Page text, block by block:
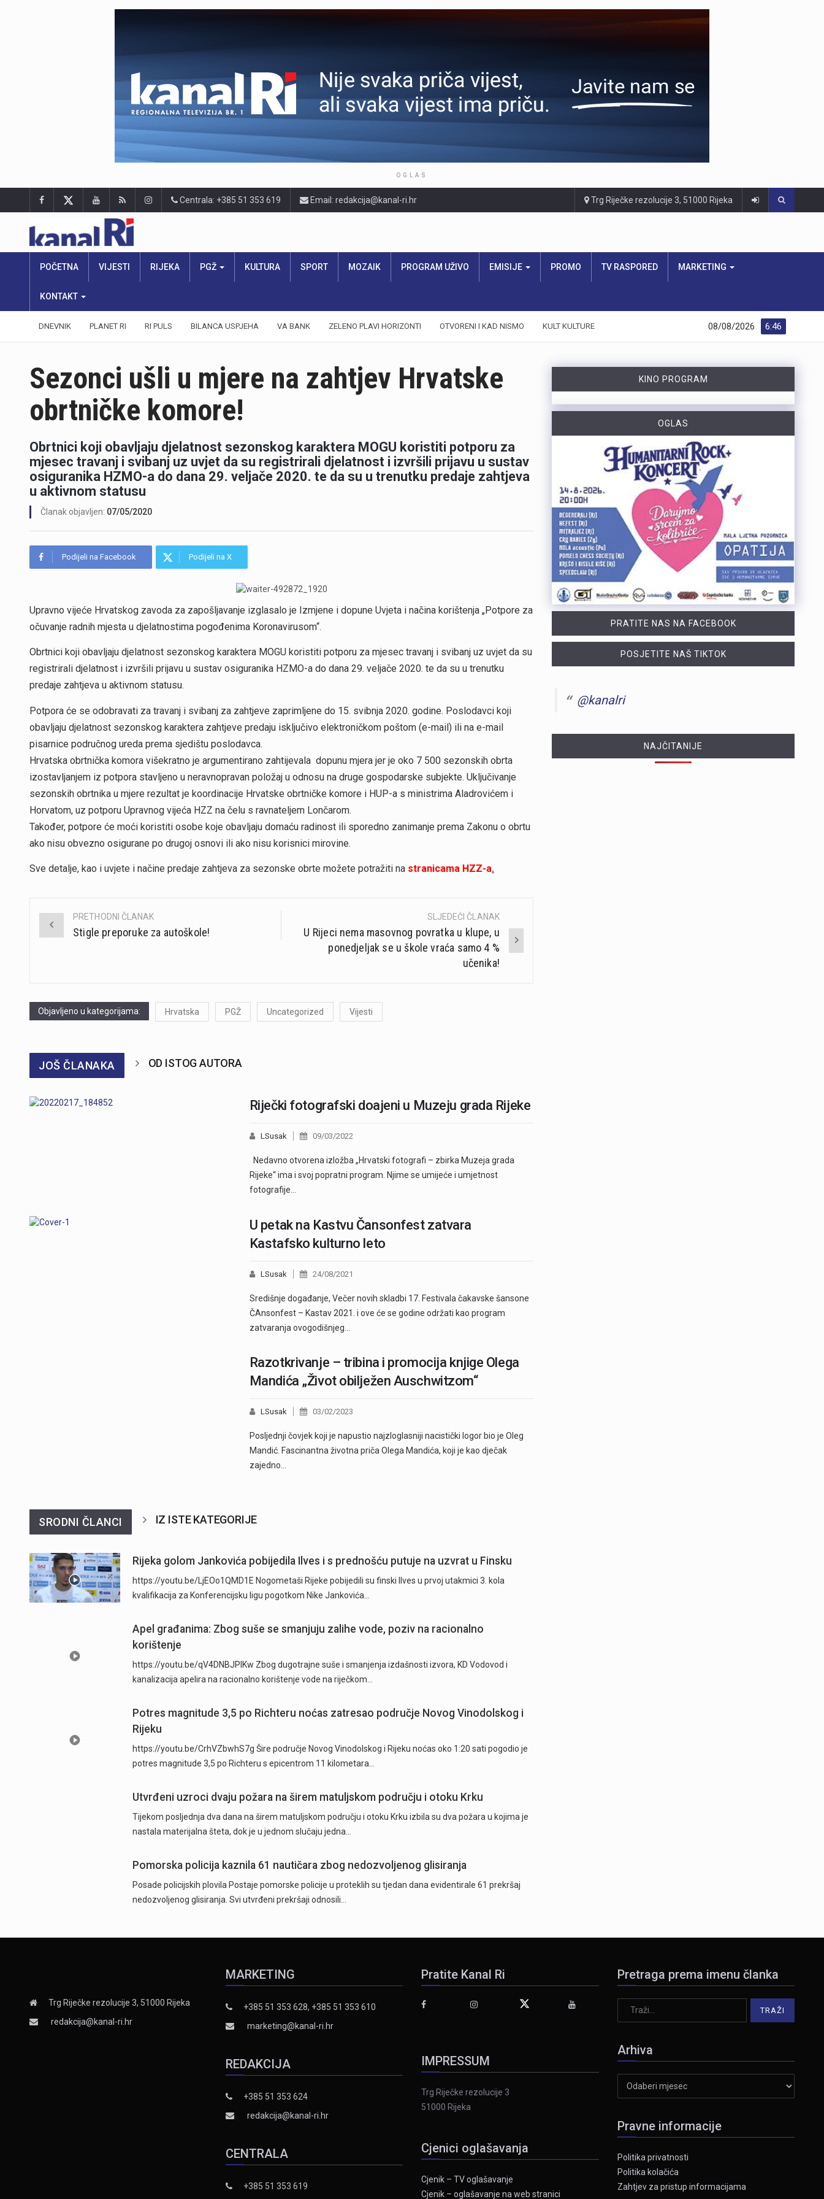
OGLAS
Centrala: +385 51 353 619 Email: redakcija@kanal-ri.hr Trg Riječke rezolucije 3, 51000 Rijeka
POČETNA VIJESTI RIJEKA PGŽ KULTURA SPORT MOZAIK PROGRAM UŽIVO EMISIJE PROMO TV RASPORED MARKETING
KONTAKT
DNEVNIK PLANET RI RI PULS BILANCA USPJEHA VA BANK ZELENO PLAVI HORIZONTI OTVORENI I KAD NISMO KULT KULTURE 6:46
08/08/2026
Sezonci ušli u mjere na zahtjev Hrvatske
obrtničke komore!
Obrtnici koji obavljaju djelatnost sezonskog karaktera MOGU koristiti potporu za
mjesec travanj i svibanj uz uvjet da su registrirali djelatnost i izvršili prijavu u sustav
osiguranika HZMO-a do dana 29. veljače 2020. te da su u trenutku predaje zahtjeva
u aktivnom statusu
Članak objavljen: 07/05/2020
Podijeli na Facebook Podijeli na X
Upravno vijeće Hrvatskog zavoda za zapošljavanje izglasalo je Izmjene i dopune Uvjeta i načina korištenja „Potpore za
očuvanje radnih mjesta u djelatnostima pogođenima Koronavirusom“.
Obrtnici koji obavljaju djelatnost sezonskog karaktera MOGU koristiti potporu za mjesec travanj i svibanj uz uvjet da su
registrirali djelatnost i izvršili prijavu u sustav osiguranika HZMO-a do dana 29. veljače 2020. te da su u trenutku
predaje zahtjeva u aktivnom statusu.
Potpora će se odobravati za travanj i svibanj za zahtjeve zaprimljene do 15. svibnja 2020. godine. Poslodavci koji
obavljaju djelatnost sezonskog karaktera zahtjeve predaju isključivo elektroničkom poštom (e-mail) ili na e-mail
pisarnice područnog ureda prema sjedištu poslodavca.
Hrvatska obrtnička komora višekratno je argumentirano zahtijevala dopunu mjera jer je oko 7 500 sezonskih obrta
izostavljanjem iz potpora stavljeno u neravnopravan položaj u odnosu na druge gospodarske subjekte. Uključivanje
sezonskih obrtnika u mjere rezultat je koordinacije Hrvatske obrtničke komore i HUP-a s ministrima Aladrovićem i
Horvatom, uz potporu Upravnog vijeća HZZ na čelu s ravnateljem Lončarom.
Također, potpore će moći koristiti osobe koje obavljaju domaću radinost ili sporedno zanimanje prema Zakonu o obrtu
ako nisu obvezno osigurane po drugoj osnovi ili ako nisu korisnici mirovine.
Sve detalje, kao i uvjete i načine predaje zahtjeva za sezonske obrte možete potražiti na stranicama HZZ-a.
Post
navigation
PRETHODNI ČLANAK
Stigle preporuke za autoškole!
SLJEDEĆI ČLANAK
U Rijeci nema masovnog povratka u klupe, u
ponedjeljak se u škole vraća samo 4 %
učenika!
Objavljeno u kategorijama: Hrvatska PGŽ Uncategorized Vijesti
JOŠ ČLANAKA OD ISTOG AUTORA
Riječki fotografski doajeni u Muzeju grada Rijeke
LSusak 09/03/2022
Nedavno otvorena izložba „Hrvatski fotografi – zbirka Muzeja grada
Rijeke“ ima i svoj popratni program. Njime se umijeće i umjetnost
fotografije…
U petak na Kastvu Čansonfest zatvara
Kastafsko kulturno leto
LSusak 24/08/2021
Središnje događanje, Večer novih skladbi 17. Festivala čakavske šansone
ČAnsonfest – Kastav 2021. i ove će se godine održati kao program
zatvaranja ovogodišnjeg…
Razotkrivanje – tribina i promocija knjige Olega
Mandića „Život obilježen Auschwitzom“
LSusak 03/02/2023
Posljednji čovjek koji je napustio najzloglasniji nacistički logor bio je Oleg
Mandić. Fascinantna životna priča Olega Mandića, koji je kao dječak
zajedno…
SRODNI ČLANCI IZ ISTE KATEGORIJE
Rijeka golom Jankovića pobijedila Ilves i s prednošću putuje na uzvrat u Finsku
https://youtu.be/LjEOo1QMD1E Nogometaši Rijeke pobijedili su finski Ilves u prvoj utakmici 3. kola
kvalifikacija za Konferencijsku ligu pogotkom Nike Jankovića…
Apel građanima: Zbog suše se smanjuju zalihe vode, poziv na racionalno
korištenje
https://youtu.be/qV4DNBJPlKw Zbog dugotrajne suše i smanjenja izdašnosti izvora, KD Vodovod i
kanalizacija apelira na racionalno korištenje vode na riječkom…
Potres magnitude 3,5 po Richteru noćas zatresao područje Novog Vinodolskog i
Rijeku
https://youtu.be/CrhVZbwhS7g Šire područje Novog Vinodolskog i Rijeku noćas oko 1:20 sati pogodio je
potres magnitude 3,5 po Richteru s epicentrom 11 kilometara…
Utvrđeni uzroci dvaju požara na širem matuljskom području i otoku Krku
Tijekom posljednja dva dana na širem matuljskom području i otoku Krku izbila su dva požara u kojima je
nastala materijalna šteta, dok je u jednom slučaju jedna…
Pomorska policija kaznila 61 nautičara zbog nedozvoljenog glisiranja
Posade policijskih plovila Postaje pomorske policije u proteklih su tjedan dana evidentirale 61 prekršaj
nedozvoljenog glisiranja. Svi utvrđeni prekršaji odnosili…
KINO PROGRAM
OGLAS
PRATITE NAS NA FACEBOOK
POSJETITE NAŠ TIKTOK
@kanalri
NAJČITANIJE
Trg Riječke rezolucije 3, 51000 Rijeka
redakcija@kanal-ri.hr
MARKETING
+385 51 353 628, +385 51 353 610
marketing@kanal-ri.hr
REDAKCIJA
+385 51 353 624
redakcija@kanal-ri.hr
CENTRALA
+385 51 353 619
Pratite Kanal Ri
IMPRESSUM
Trg Riječke rezolucije 3
51000 Rijeka
Cjenici oglašavanja
Cjenik – TV oglašavanje
Cjenik – oglašavanje na web stranici
Pretraga prema imenu članka
Arhiva
Pravne informacije
Politika privatnosti
Politika kolačića
Zahtjev za pristup informacijama